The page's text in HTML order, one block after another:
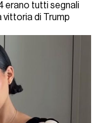
erano tutti segnali
vittoria di Trump